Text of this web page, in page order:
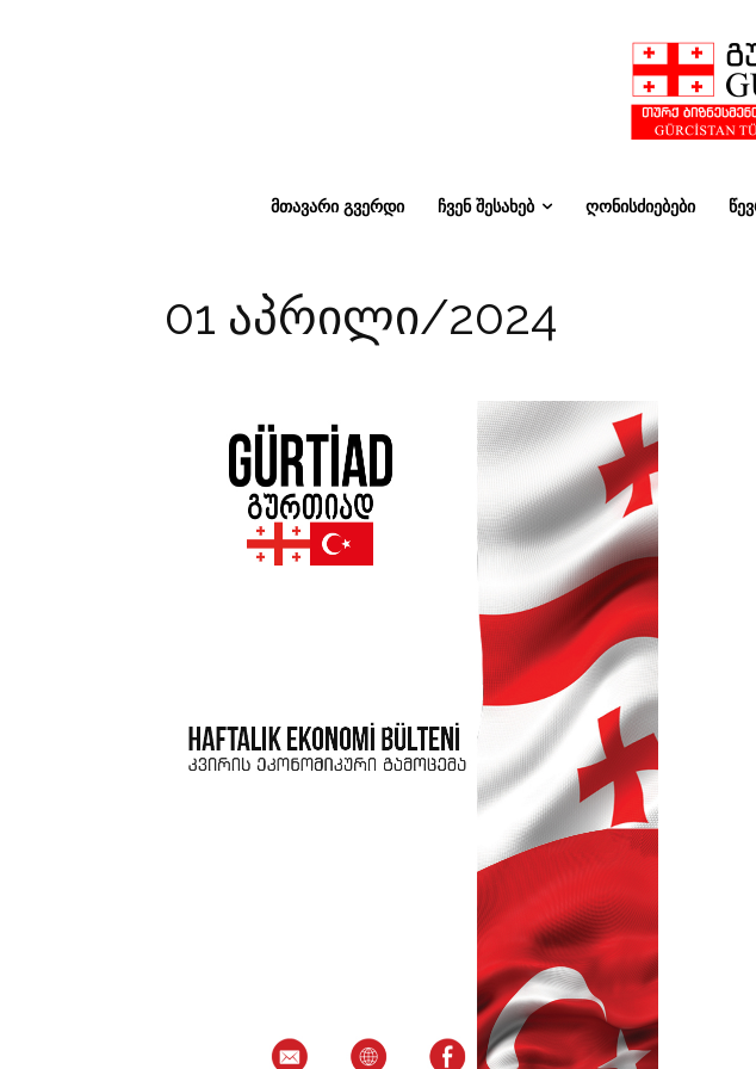
ᲛᲗᲐᲕᲐᲠᲘ ᲒᲕᲔᲠᲓᲘ ᲩᲕᲔᲜ ᲨᲔᲡᲐᲮᲔᲑ ᲦᲝᲜᲘᲡᲫᲘᲔᲑᲔᲑᲘ
01 აპრილი/2024